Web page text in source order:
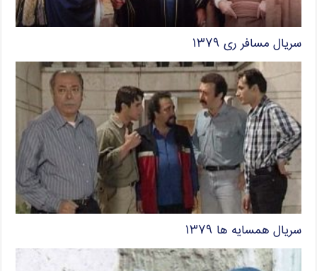
سریال مسافر ری ۱۳۷۹
سریال همسایه ها ۱۳۷۹